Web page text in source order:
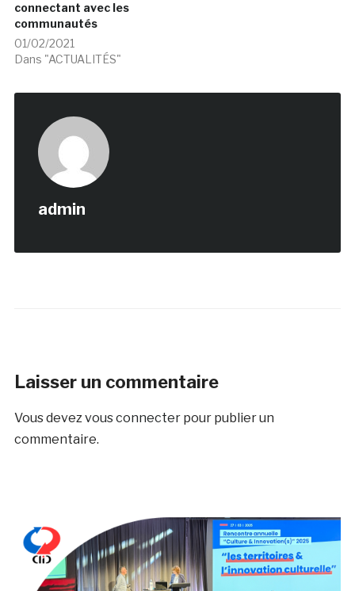
connectant avec les
communautés
01/02/2021
Dans "ACTUALITÉS"
admin
Laisser un commentaire
Vous devezvous connecterpour publier un
commentaire.